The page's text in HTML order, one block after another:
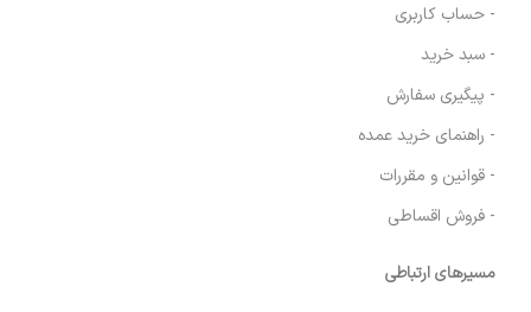
- حساب کاربری
- سبد خرید
- پیگیری سفارش
- راهنمای خرید عمده
- قوانین و مقررات
- فروش اقساطی
مسیرهای ارتباطی